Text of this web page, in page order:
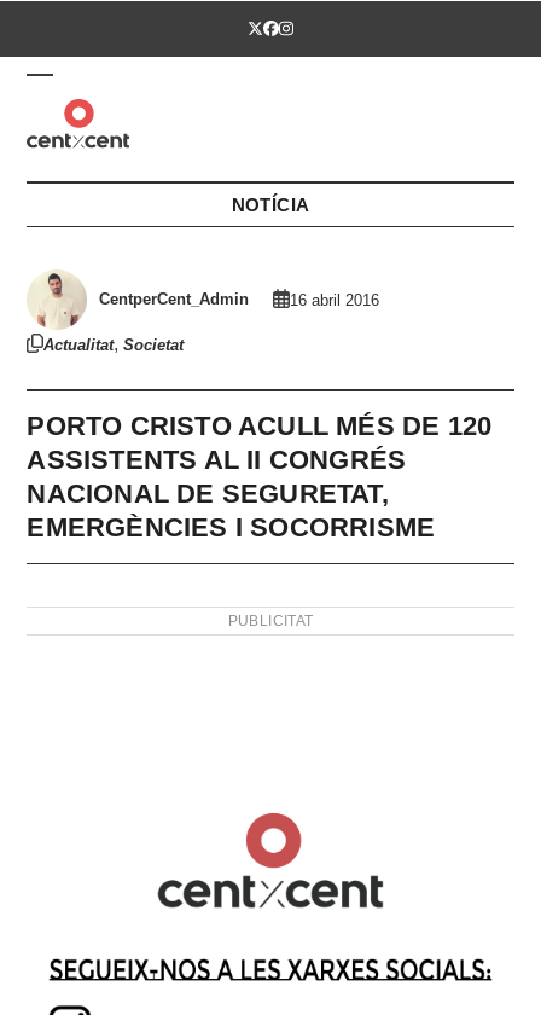
Twitter
Facebook
Instagram
Open
mobile
menu
Close
mobile
menu
NOTÍCIA
CentperCent_Admin 16 abril 2016
Actualitat,Societat
PORTO CRISTO ACULL MÉS DE 120
ASSISTENTS AL II CONGRÉS
NACIONAL DE SEGURETAT,
EMERGÈNCIES I SOCORRISME
PUBLICITAT